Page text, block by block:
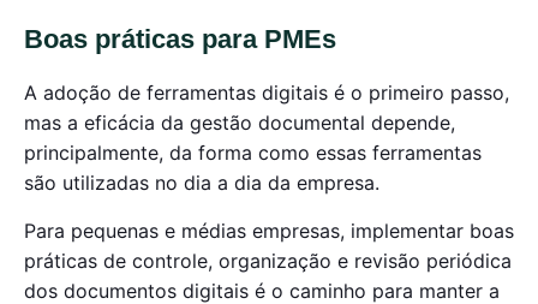
Boas práticas para PMEs
A adoção de ferramentas digitais é o primeiro passo,
mas a eficácia da gestão documental depende,
principalmente, da forma como essas ferramentas
são utilizadas no dia a dia da empresa.
Para pequenas e médias empresas, implementar boas
práticas de controle, organização e revisão periódica
dos documentos digitais é o caminho para manter a